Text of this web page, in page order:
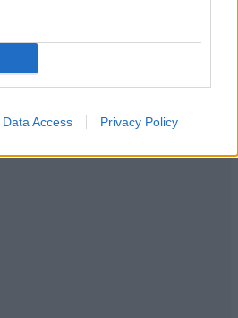
Data Access Privacy Policy